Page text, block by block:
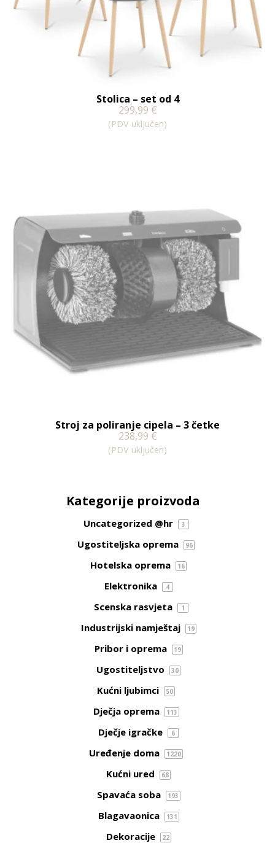
Stolica – set od 4
299,99 €
(PDV uključen)
Stroj za poliranje cipela – 3 četke
238,99 €
(PDV uključen)
Kategorije proizvoda
Uncategorized @hr 3
Ugostiteljska oprema 96
Hotelska oprema 16
Elektronika 4
Scenska rasvjeta 1
Industrijski namještaj 19
Pribor i oprema 19
Ugostiteljstvo 30
Kućni ljubimci 50
Dječja oprema 113
Dječje igračke 6
Uređenje doma 1220
Kućni ured 68
Spavaća soba 193
Blagavaonica 131
Dekoracije 22